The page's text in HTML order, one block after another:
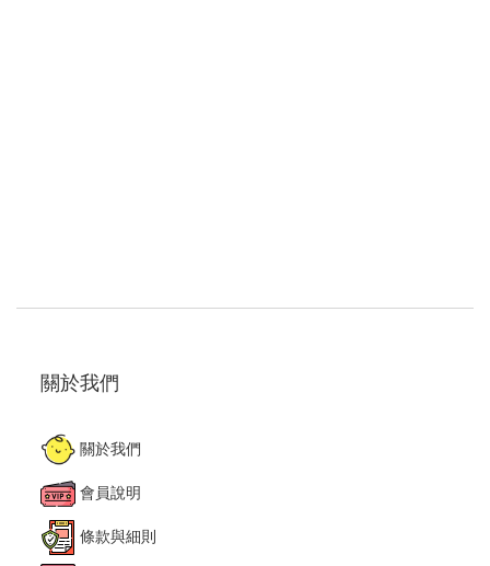
關於我們
關於我們
會員說明
條款與細則